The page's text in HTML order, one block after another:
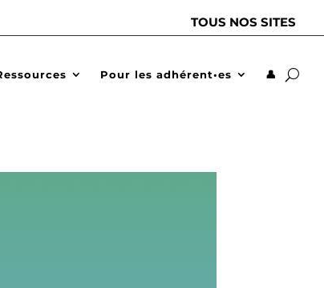
TOUS NOS SITES
Pour les adhérent•es 👤